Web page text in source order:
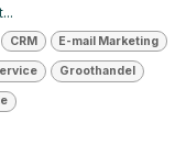
CRM E-mail Marketing
Groothandel